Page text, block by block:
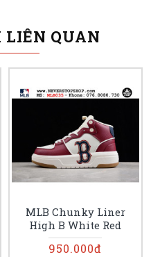
LIÊN QUAN
MLB Chunky Liner
High B White Red
950.000đ